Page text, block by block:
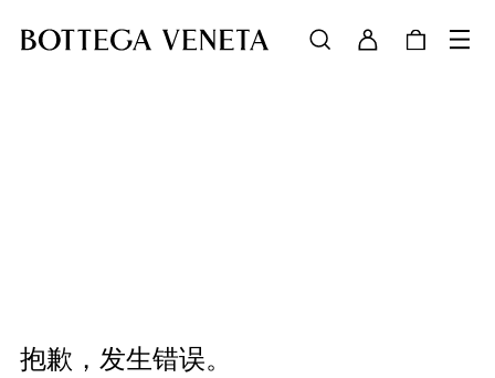
抱歉，发生错误。